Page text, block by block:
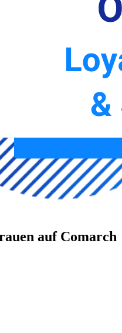
auf Comarch